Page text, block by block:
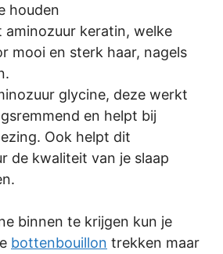
houden
aminozuur keratin, welke
mooi en sterk haar, nagels
glycine, deze werkt
en helpt bij
Ook helpt dit
de kwaliteit van je slaap
binnen te krijgen kun je
bottenbouillon trekken maar